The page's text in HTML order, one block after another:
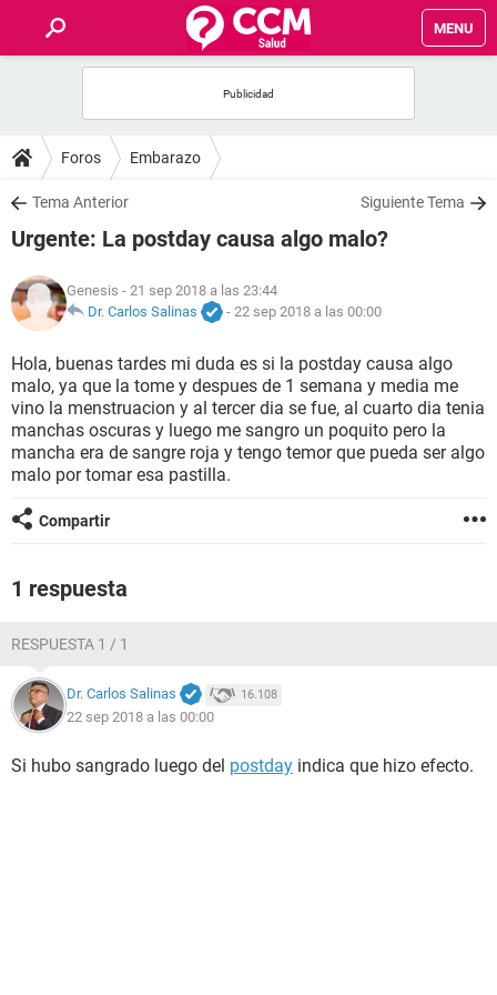
MENU
FOROS
SALUD
FAMILIA
NUTRICIÓN
BIENESTAR
SEXUALIDAD
GLOSARIO
Foros Embarazo
Tema Anterior Siguiente Tema
Urgente: La postday causa algo malo?
Genesis - 21 sep 2018 a las 23:44
Dr. Carlos Salinas
- 22 sep 2018 a las 00:00
Hola, buenas tardes mi duda es si la postday causa algo
malo, ya que la tome y despues de 1 semana y media me
vino la menstruacion y al tercer dia se fue, al cuarto dia tenia
manchas oscuras y luego me sangro un poquito pero la
mancha era de sangre roja y tengo temor que pueda ser algo
malo por tomar esa pastilla.
Compartir
1 respuesta
RESPUESTA 1 / 1
Dr. Carlos Salinas 16.108
22 sep 2018 a las 00:00
Si hubo sangrado luego del postday indica que hizo efecto.